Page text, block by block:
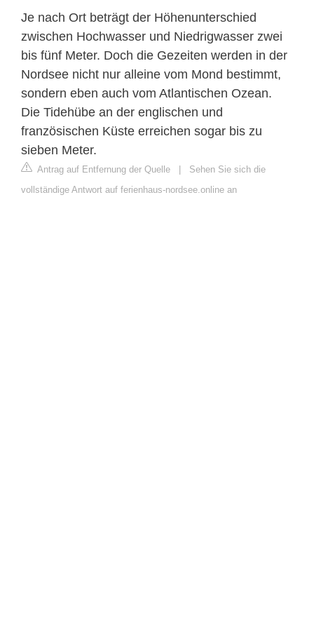
Je nach Ort beträgt der Höhenunterschied
zwischen Hochwasser und Niedrigwasser zwei
bis fünf Meter. Doch die Gezeiten werden in der
Nordsee nicht nur alleine vom Mond bestimmt,
sondern eben auch vom Atlantischen Ozean.
Die Tidehübe an der englischen und
französischen Küste erreichen sogar bis zu
sieben Meter.
Antrag auf Entfernung der Quelle | Sehen Sie sich die
vollständige Antwort auf ferienhaus-nordsee.online an